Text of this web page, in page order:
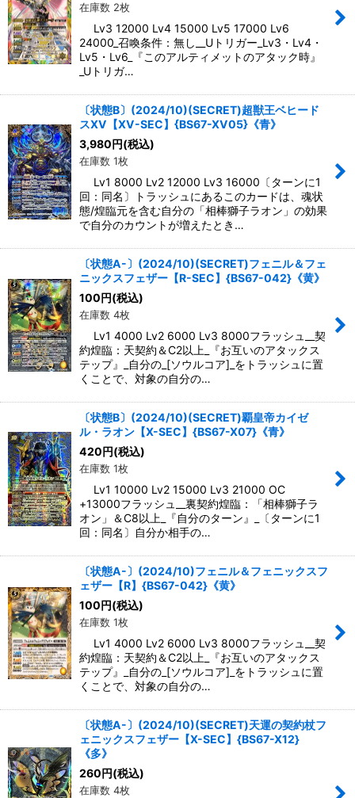
在庫数 2枚
Lv3 12000 Lv4 15000 Lv5 17000 Lv6
24000_召喚条件：無し__Uトリガー_Lv3・Lv4・
Lv5・Lv6_『このアルティメットのアタック時』
_Uトリガ…
〔状態B〕(2024/10)(SECRET)超獣王ベヒード
スXV【XV-SEC】{BS67-XV05}《青》
3,980 円(税込)
在庫数 1枚
Lv1 8000 Lv2 12000 Lv3 16000〔ターンに1
回：同名〕トラッシュにあるこのカードは、魂状
態/煌臨元を含む自分の「相棒獅子ラオン」の効果
で自分のカウントが増えたとき…
〔状態A-〕(2024/10)(SECRET)フェニル＆フェ
ニックスフェザー【R-SEC】{BS67-042}《黄》
100 円(税込)
在庫数 4枚
Lv1 4000 Lv2 6000 Lv3 8000フラッシュ__契
約煌臨：天契約＆C2以上_『お互いのアタックス
テップ』_自分の_[ソウルコア]_をトラッシュに置
くことで、対象の自分の…
〔状態B〕(2024/10)(SECRET)覇皇帝カイゼ
ル・ラオン【X-SEC】{BS67-X07}《青》
420 円(税込)
在庫数 1枚
Lv1 10000 Lv2 15000 Lv3 21000 OC
+13000フラッシュ__裏契約煌臨：「相棒獅子ラ
オン」＆C8以上_『自分のターン』_〔ターンに1
回：同名〕自分か相手の…
〔状態A-〕(2024/10)フェニル＆フェニックスフ
ェザー【R】{BS67-042}《黄》
100 円(税込)
在庫数 1枚
Lv1 4000 Lv2 6000 Lv3 8000フラッシュ__契
約煌臨：天契約＆C2以上_『お互いのアタックス
テップ』_自分の_[ソウルコア]_をトラッシュに置
くことで、対象の自分の…
〔状態A-〕(2024/10)(SECRET)天運の契約杖フ
ェニックスフェザー【X-SEC】{BS67-X12}
《多》
260 円(税込)
在庫数 4枚